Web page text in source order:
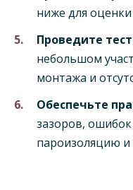
ниже для
Проведите
небольшом
монтажа и
Обеспечьте
зазоров,
пароизоляцию